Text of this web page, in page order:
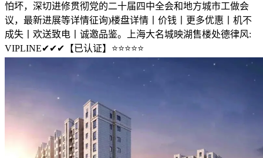
怕坏，深切进修贯彻党的二十届四中全会和地方城市工做会
议，最新进展等详情征询)楼盘详情丨价钱丨更多优惠丨机不
成失丨欢送致电丨诚邀品鉴。上海大名城映湖售楼处德律风:
VIPLINE✔✔✔【已认证】⭐⭐⭐⭐⭐